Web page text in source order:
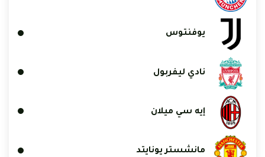
يوفنتوس
نادي ليفربول
إيه سي ميلان
مانشستر يونايتد